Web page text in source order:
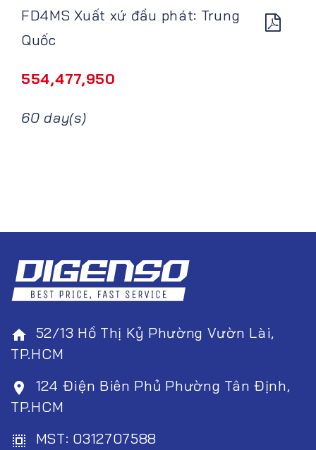
FD4MS Xuất xứ đầu phát: Trung
Quốc
554,477,950
60 day(s)
home 52/13 Hồ Thị Kỷ Phường Vườn Lài,
TP.HCM
room
124 Điện Biên Phủ Phường Tân Định,
TP.HCM
select_all MST: 0312707588